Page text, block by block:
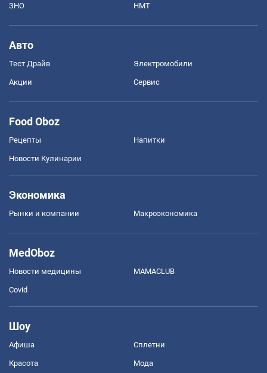
ЗНО НМТ
Авто
Тест Драйв Электромобили
Акции Сервис
Food Oboz
Рецепты Напитки
Новости Кулинарии
Экономика
Рынки и компании Mакроэкономика
MedOboz
Новости медицины MAMACLUB
Covid
Шоу
Афиша Сплетни
Красота Мода